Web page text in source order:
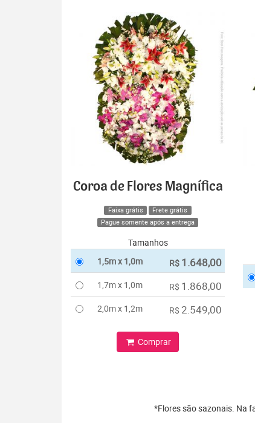
Coroa de Flores Magnífica
Faixa grátis
Frete grátis
Pague somente após a entrega
Tamanhos
1,5m x 1,0m
R$ 1.648,00
1,7m x 1,0m R$ 1.868,00
2,0m x 1,2m R$ 2.549,00
Comprar
*Flores são sazonais. Na